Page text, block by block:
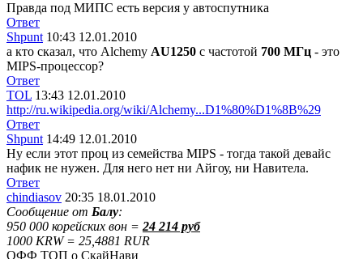
Правда под МИПС есть версия у автоспутника
Ответ
Shpunt 10:43 12.01.2010
а кто сказал, что Alchemy AU1250 с частотой 700 МГц - это
MIPS-процессор?
Ответ
TOL 13:43 12.01.2010
http://ru.wikipedia.org/wiki/Alchemy...D1%80%D1%8B%29
Ответ
Shpunt 14:49 12.01.2010
Ну если этот проц из семейства MIPS - тогда такой девайс
нафик не нужен. Для него нет ни Айгоу, ни Навитела.
Ответ
chindiasov 20:35 18.01.2010
Сообщение от Балу:
950 000 корейских вон = 24 214 руб
1000 KRW = 25,4881 RUR
ОФФ ТОП о СкайНави